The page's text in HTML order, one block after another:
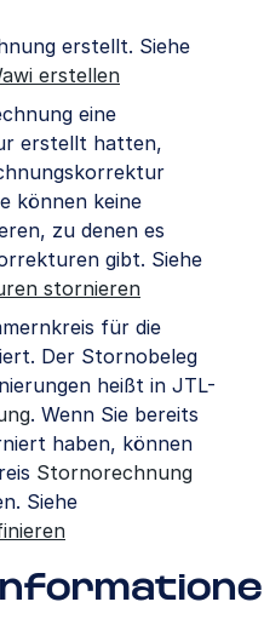
erstellt. Siehe
erstellen
eine
erstellt hatten,
können keine
zu denen es
gibt. Siehe
stornieren
für die
Der Stornobeleg
heißt in JTL-
. Wenn Sie bereits
haben, können
Stornorechnung
Siehe